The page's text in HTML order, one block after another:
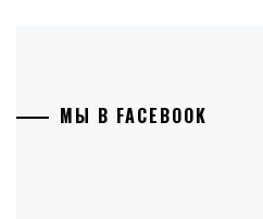
МЫ В FACEBOOK